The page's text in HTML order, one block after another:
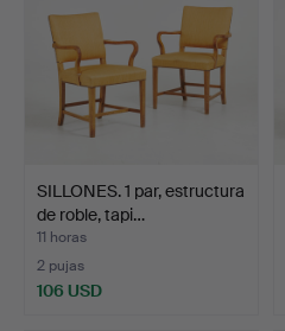
SILLONES. 1 par, estructura
de roble, tapi…
11 horas
2 pujas
106 USD